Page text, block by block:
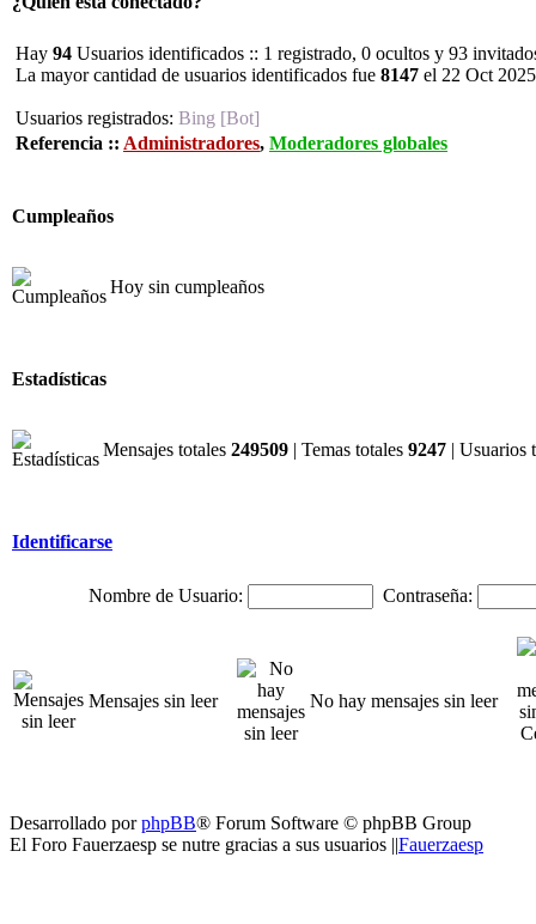
Hay 94 Usuarios identificados :: 1 registrado, 0 ocultos y 93
La mayor cantidad de usuarios identificados fue 8147 el 22 Oct
Usuarios registrados: Bing [Bot]
Referencia :: Administradores, Moderadores globales
Cumpleaños
Hoy sin cumpleaños
Estadísticas
Mensajes totales 249509 | Temas totales 9247 | Usuarios
Identificarse
Nombre de Usuario: Contraseña:
Mensajes sin leer No hay mensajes sin leer
Desarrollado porphpBB® Forum Software © phpBB Group
El Foro Fauerzaesp se nutre gracias a sus usuarios ||Fauerzaesp